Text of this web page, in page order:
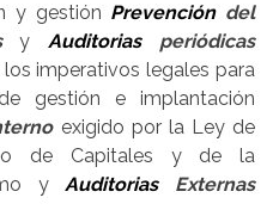
y gestión Prevencióndel
yAuditorias
periódicas
los imperativos legales para
gestión e implantación
exigido por la Ley de
de Capitales y de la
yAuditorias
Externas